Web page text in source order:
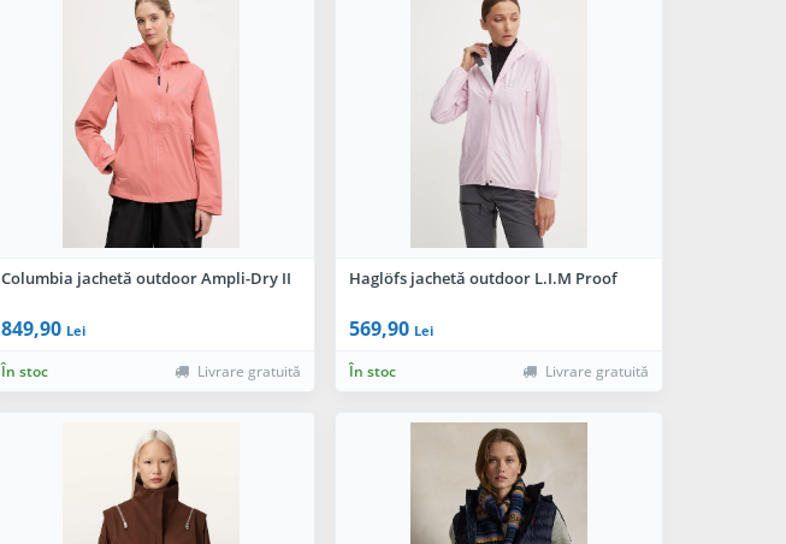
Columbia jachetă outdoor Ampli-Dry II
849,90 Lei
În stoc Livrare gratuită
Haglöfs jachetă outdoor L.I.M Proof
569,90 Lei
În stoc Livrare gratuită